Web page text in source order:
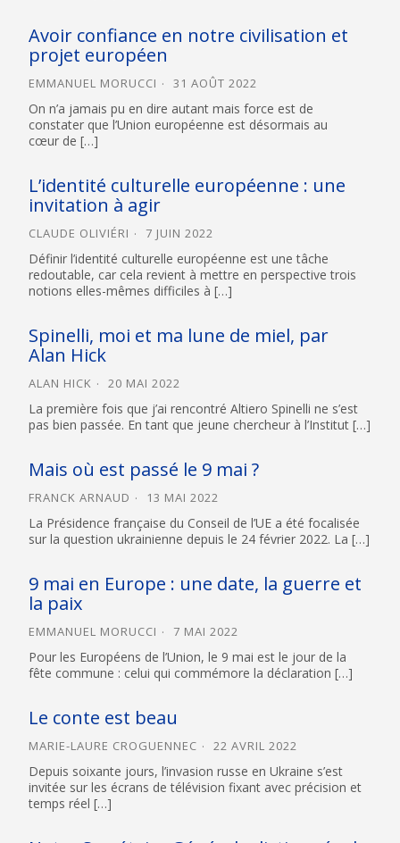
Avoir confiance en notre civilisation et
projet européen
EMMANUEL MORUCCI 31 AOÛT 2022
On n’a jamais pu en dire autant mais force est de
constater que l’Union européenne est désormais au
cœur de […]
L’identité culturelle européenne : une
invitation à agir
CLAUDE OLIVIÉRI 7 JUIN 2022
Définir l’identité culturelle européenne est une tâche
redoutable, car cela revient à mettre en perspective trois
notions elles-mêmes difficiles à […]
Spinelli, moi et ma lune de miel, par
Alan Hick
ALAN HICK 20 MAI 2022
La première fois que j’ai rencontré Altiero Spinelli ne s’est
pas bien passée. En tant que jeune chercheur à l’Institut […]
Mais où est passé le 9 mai ?
FRANCK ARNAUD 13 MAI 2022
La Présidence française du Conseil de l’UE a été focalisée
sur la question ukrainienne depuis le 24 février 2022. La […]
9 mai en Europe : une date, la guerre et
la paix
EMMANUEL MORUCCI 7 MAI 2022
Pour les Européens de l’Union, le 9 mai est le jour de la
fête commune : celui qui commémore la déclaration […]
Le conte est beau
MARIE-LAURE CROGUENNEC 22 AVRIL 2022
Depuis soixante jours, l’invasion russe en Ukraine s’est
invitée sur les écrans de télévision fixant avec précision et
temps réel […]